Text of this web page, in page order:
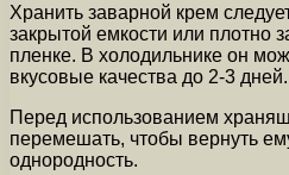
Хранить заварной крем
закрытой емкости или плотно
пленке. В холодильнике он
вкусовые качества до 2-3 дней.
Перед использованием
перемешать, чтобы вернуть
однородность.